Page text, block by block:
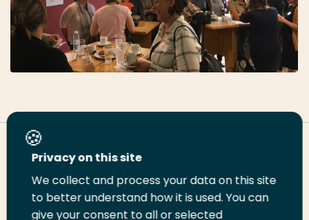
Deel deze pagina
DeelDeelDeelEmailPrint
Privacy on this site
We collect and process your data on this site
to better understand how it is used. You can
give your consent to all or selected